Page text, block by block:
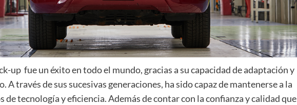
up fue un éxito en todo el mundo, gracias a su capacidad de adaptación y
A través de sus sucesivas generaciones, ha sido capaz de mantenerse a la
de tecnología y eficiencia. Además de contar con la confianza y calidad que